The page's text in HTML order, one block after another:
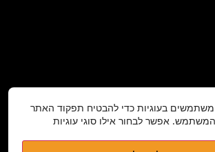
משתמשים בעוגיות כדי להבטיח תפקוד האתר
אפשר לבחור אילו סוגי עוגיות